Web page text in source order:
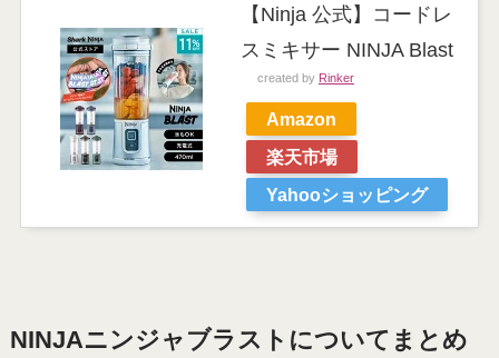
【Ninja 公式】コードレ
スミキサー NINJA Blast
created by Rinker
Amazon
楽天市場
Yahooショッピング
NINJAニンジャブラストについてまとめ